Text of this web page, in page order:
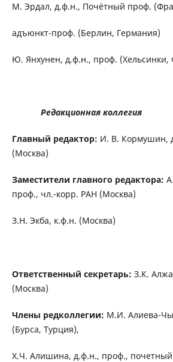
М. Эрдал, д.ф.н., Почётный проф.
адъюнкт-проф. (Берлин, Германия)
Ю. Янхунен, д.ф.н., проф. (Хельсинки,
Редакционная коллегия
Главный редактор: И. В. Кормушин,
(Москва)
Заместители главного редактора:
проф., чл.-корр. РАН (Москва)
З.Н. Экба, к.ф.н. (Москва)
Ответственный секретарь: З.К.
(Москва)
Члены редколлегии: М.И. Алиева-
(Бурса, Турция),
Х.Ч. Алишина, д.ф.н., проф.,